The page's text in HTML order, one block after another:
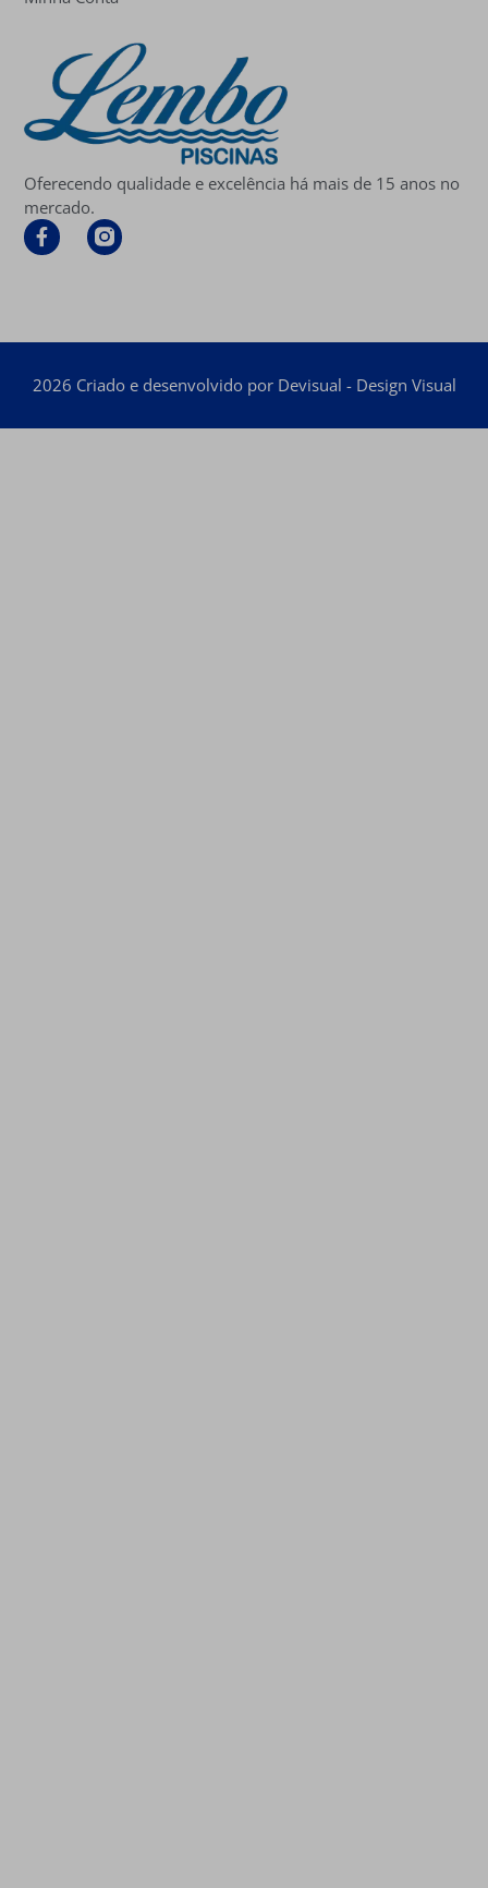
Oferecendo qualidade e excelência há mais de 15 anos no
mercado.
2026 Criado e desenvolvido por Devisual - Design Visual